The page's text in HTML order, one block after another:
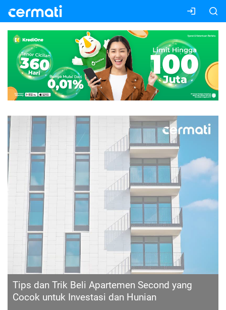
Punya Potensi dan Risiko untuk Investasi, Ini
Arti Booming Property dan Rangkaian Fasenya